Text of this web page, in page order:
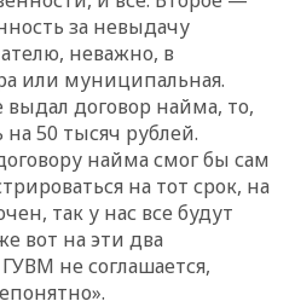
за невыдачу
неважно, в
или муниципальная.
договор найма, то,
50 тысяч рублей.
найма смог бы сам
на тот срок, на
так у нас все будут
вот на эти два
не соглашается,